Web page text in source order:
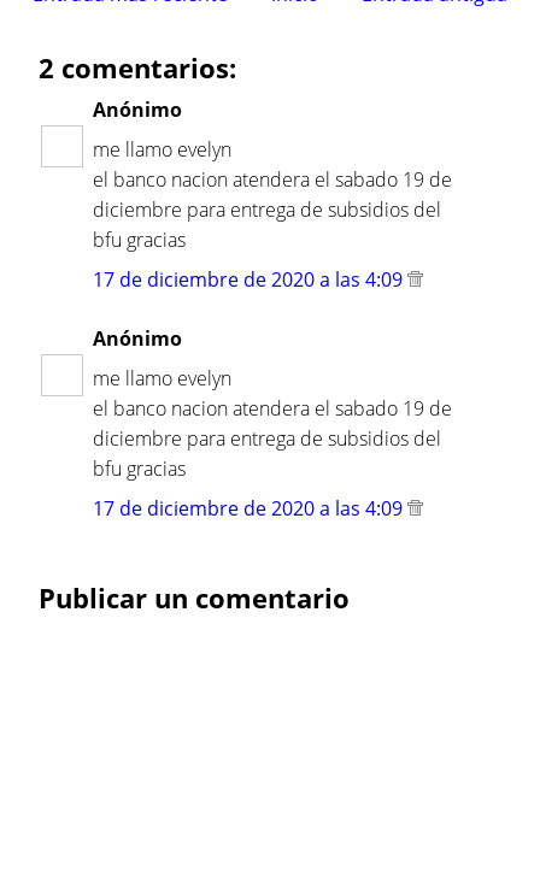
2 comentarios:
Anónimo
me llamo evelyn
el banco nacion atendera el sabado 19 de
diciembre para entrega de subsidios del
bfu gracias
17 de diciembre de 2020 a las 4:09
Anónimo
me llamo evelyn
el banco nacion atendera el sabado 19 de
diciembre para entrega de subsidios del
bfu gracias
17 de diciembre de 2020 a las 4:09
Publicar un comentario